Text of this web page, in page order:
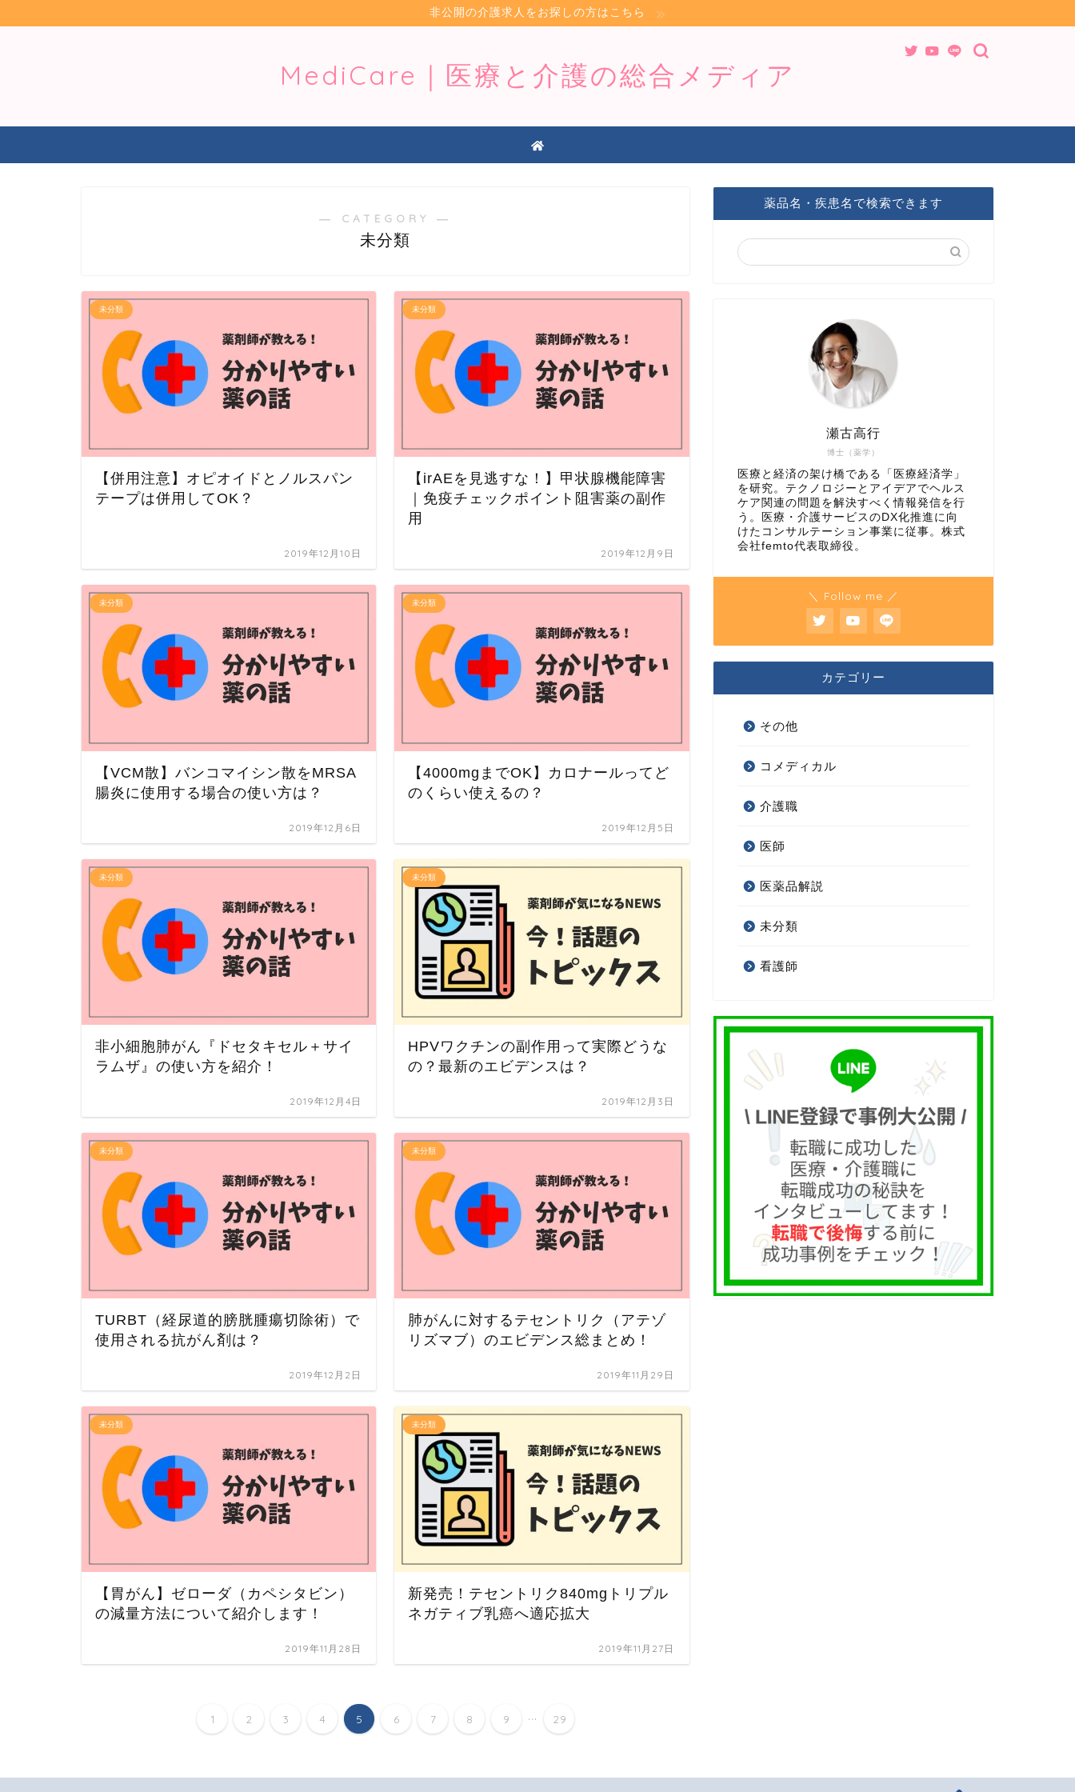
非公開の介護求人をお探しの方はこちら
MediCare｜医療と介護の総合メディア
― CATEGORY ―
未分類
未分類
【併用注意】オピオイドとノルスパン
テープは併用してOK？
2019年12月10日
未分類
【irAEを見逃すな！】甲状腺機能障害
｜免疫チェックポイント阻害薬の副作
用
2019年12月9日
未分類
【VCM散】バンコマイシン散をMRSA
腸炎に使用する場合の使い方は？
2019年12月6日
未分類
【4000mgまでOK】カロナールってど
のくらい使えるの？
2019年12月5日
未分類
非小細胞肺がん『ドセタキセル＋サイ
ラムザ』の使い方を紹介！
2019年12月4日
未分類
HPVワクチンの副作用って実際どうな
の？最新のエビデンスは？
2019年12月3日
未分類
TURBT（経尿道的膀胱腫瘍切除術）で
使用される抗がん剤は？
2019年12月2日
未分類
肺がんに対するテセントリク（アテゾ
リズマブ）のエビデンス総まとめ！
2019年11月29日
未分類
【胃がん】ゼローダ（カペシタビン）
の減量方法について紹介します！
2019年11月28日
未分類
新発売！テセントリク840mgトリプル
ネガティブ乳癌へ適応拡大
2019年11月27日
1 2 3 4 5 6 7 8 9 ... 29
薬品名・疾患名で検索できます
博士（薬学）
瀬古高行
医療と経済の架け橋である「医療経済学」
を研究。テクノロジーとアイデアでヘルス
ケア関連の問題を解決すべく情報発信を行
う。医療・介護サービスのDX化推進に向
けたコンサルテーション事業に従事。株式
会社femto代表取締役。
＼ Follow me ／
カテゴリー
その他
コメディカル
介護職
医師
医薬品解説
未分類
看護師